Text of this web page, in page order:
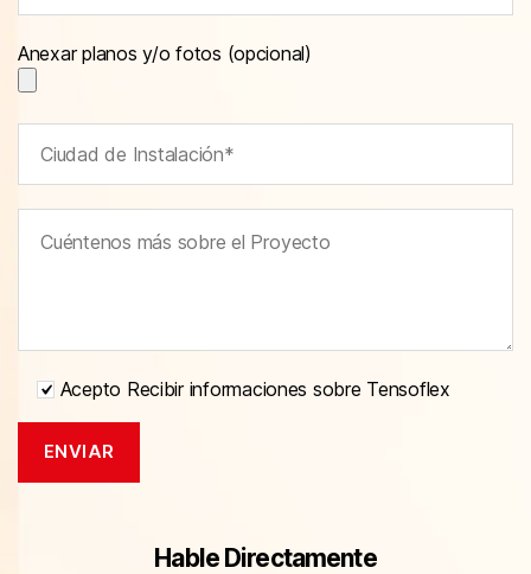
Anexar planos y/o fotos (opcional)
Acepto Recibir informaciones sobre Tensoflex
Hable Directamente